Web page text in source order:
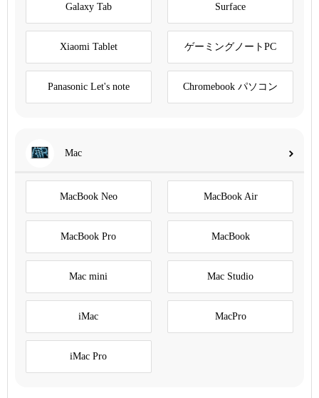
Galaxy Tab Surface
Xiaomi Tablet ゲーミングノートPC
Panasonic Let's note Chromebook パソコン
Mac
MacBook Neo MacBook Air
MacBook Pro MacBook
Mac mini Mac Studio
iMac MacPro
iMac Pro